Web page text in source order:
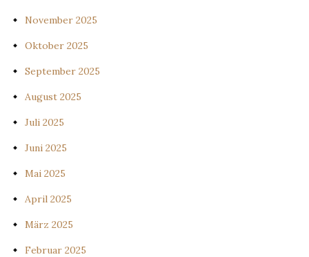
November 2025
Oktober 2025
September 2025
August 2025
Juli 2025
Juni 2025
Mai 2025
April 2025
März 2025
Februar 2025